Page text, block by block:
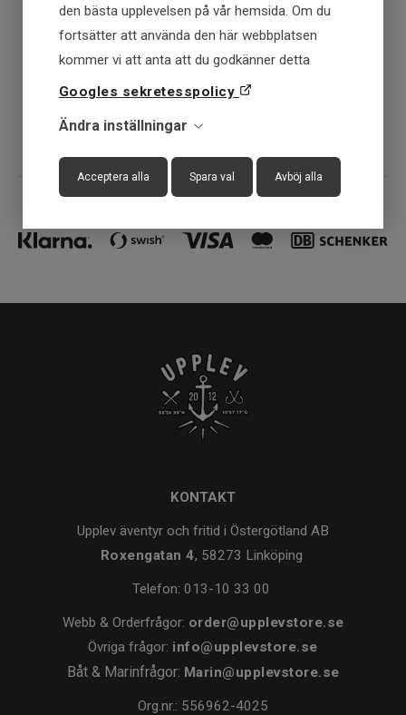
den bästa upplevelsen på vår hemsida. Om du
fortsätter att använda den här webbplatsen
kommer vi att anta att du godkänner detta
Googles sekretesspolicy
Ändra inställningar
Acceptera alla Spara val Avböj alla
Snabba leveranser
30 dagar öppet köp
KONTAKT
Upplev äventyr och fritid i Östergötland AB
Roxengatan 4, 58273 Linköping
Telefon: 013-10 33 00
Webb & Orderfrågor: order@upplevstore.se
Övriga frågor: info@upplevstore.se
Båt & Marinfrågor: Marin@upplevstore.se
Org.nr.: 556962-4025